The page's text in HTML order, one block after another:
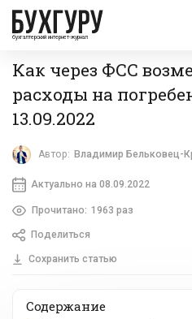
бухгалтерский интернет-журнал
Как через ФСС
расходы на
13.09.2022
Автор: Владимир Бельковец-
Актуально на 08.09.2022
Прочитано: 1963 раз
Поделиться
Сохранить статью
Содержание